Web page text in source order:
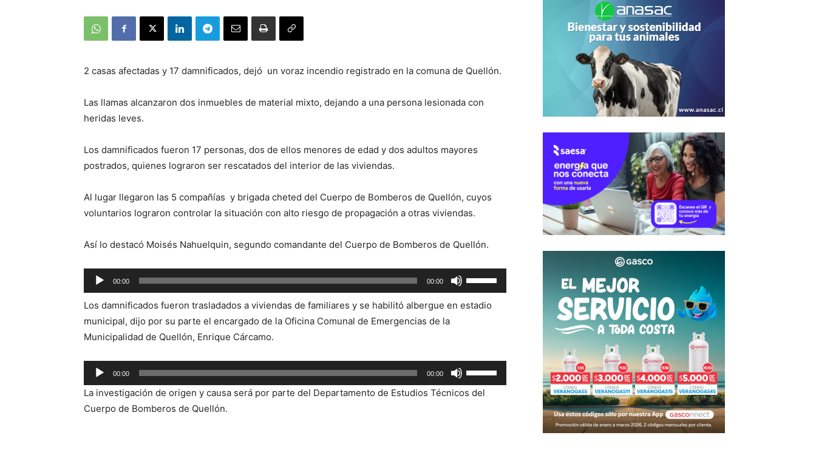
2 casas afectadas y 17 damnificados, dejó un voraz incendio registrado en la comuna de Quellón.
Las llamas alcanzaron dos inmuebles de material mixto, dejando a una persona lesionada con
heridas leves.
Los damnificados fueron 17 personas, dos de ellos menores de edad y dos adultos mayores
postrados, quienes lograron ser rescatados del interior de las viviendas.
Al lugar llegaron las 5 compañías y brigada cheted del Cuerpo de Bomberos de Quellón, cuyos
voluntarios lograron controlar la situación con alto riesgo de propagación a otras viviendas.
Así lo destacó Moisés Nahuelquin, segundo comandante del Cuerpo de Bomberos de Quellón.
Reproductor
de
audio
00:00 00:00
las
teclas
para
aumentar
Los damnificados fueron trasladados a viviendas de familiares y se habilitó albergue en estadio
municipal, dijo por su parte el encargado de la Oficina Comunal de Emergencias de la
Municipalidad de Quellón, Enrique Cárcamo.
Reproductor
de
audio
00:00 00:00
las
teclas
La investigación de origen y causa será por parte del Departamento de Estudios Técnicos del
Cuerpo de Bomberos de Quellón.